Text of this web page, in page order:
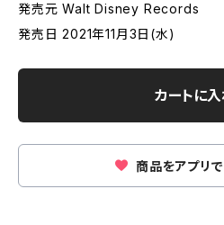
発売元 Walt Disney Records
発売日 2021年11月3日(水)
カートに
商品をアプリ